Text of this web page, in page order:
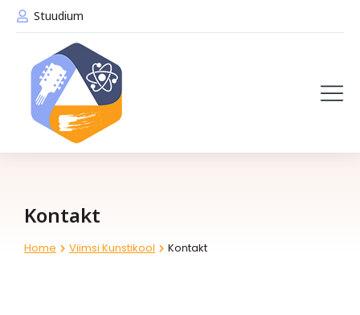
Stuudium
Kontakt
You are here:
Home Viimsi Kunstikool Kontakt